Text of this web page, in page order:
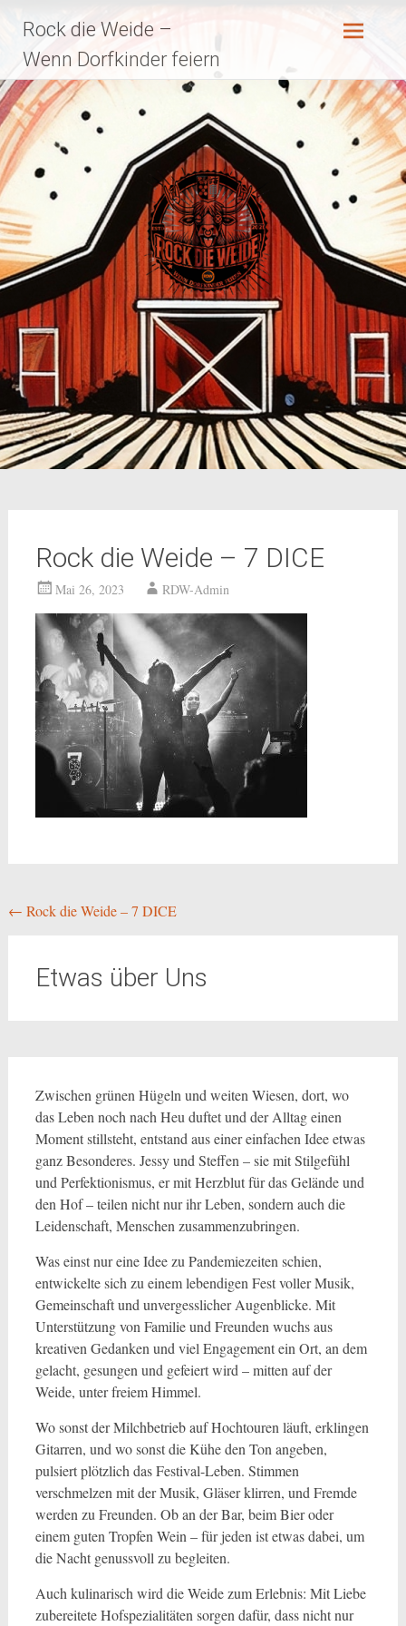
Inhalt
springen
Rock die Weide –
Wenn Dorfkinder feiern
Rock die Weide – 7 DICE
Mai 26, 2023 RDW-Admin
Beitragsnavigation
← Rock die Weide – 7 DICE
Etwas über Uns
Zwischen grünen Hügeln und weiten Wiesen, dort, wo
das Leben noch nach Heu duftet und der Alltag einen
Moment stillsteht, entstand aus einer einfachen Idee etwas
ganz Besonderes. Jessy und Steffen – sie mit Stilgefühl
und Perfektionismus, er mit Herzblut für das Gelände und
den Hof – teilen nicht nur ihr Leben, sondern auch die
Leidenschaft, Menschen zusammenzubringen.
Was einst nur eine Idee zu Pandemiezeiten schien,
entwickelte sich zu einem lebendigen Fest voller Musik,
Gemeinschaft und unvergesslicher Augenblicke. Mit
Unterstützung von Familie und Freunden wuchs aus
kreativen Gedanken und viel Engagement ein Ort, an dem
gelacht, gesungen und gefeiert wird – mitten auf der
Weide, unter freiem Himmel.
Wo sonst der Milchbetrieb auf Hochtouren läuft, erklingen
Gitarren, und wo sonst die Kühe den Ton angeben,
pulsiert plötzlich das Festival-Leben. Stimmen
verschmelzen mit der Musik, Gläser klirren, und Fremde
werden zu Freunden. Ob an der Bar, beim Bier oder
einem guten Tropfen Wein – für jeden ist etwas dabei, um
die Nacht genussvoll zu begleiten.
Auch kulinarisch wird die Weide zum Erlebnis: Mit Liebe
zubereitete Hofspezialitäten sorgen dafür, dass nicht nur